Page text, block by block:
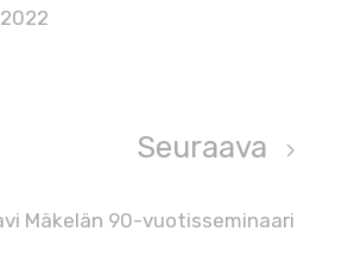
Seuraava
Mäkelän 90-vuotisseminaari